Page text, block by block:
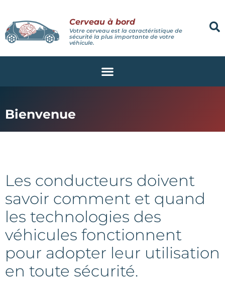
Cerveau à bord
Votre cerveau est la caractéristique de
sécurité la plus importante de votre
véhicule.
Bienvenue
Les conducteurs doivent
savoir comment et quand
les technologies des
véhicules fonctionnent
pour adopter leur utilisation
en toute sécurité.